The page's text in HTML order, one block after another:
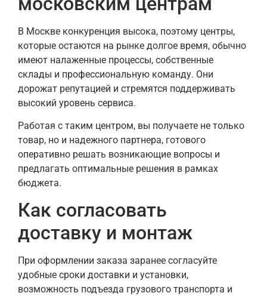
В Москве конкуренция высока, поэтому центры,
которые остаются на рынке долгое время, обычно
имеют налаженные процессы, собственные
склады и профессиональную команду. Они
дорожат репутацией и стремятся поддерживать
высокий уровень сервиса.
Работая с таким центром, вы получаете не только
товар, но и надежного партнера, готового
оперативно решать возникающие вопросы и
предлагать оптимальные решения в рамках
бюджета.
Как согласовать
доставку и монтаж
При оформлении заказа заранее согласуйте
удобные сроки доставки и установки,
возможность подъезда грузового транспорта и